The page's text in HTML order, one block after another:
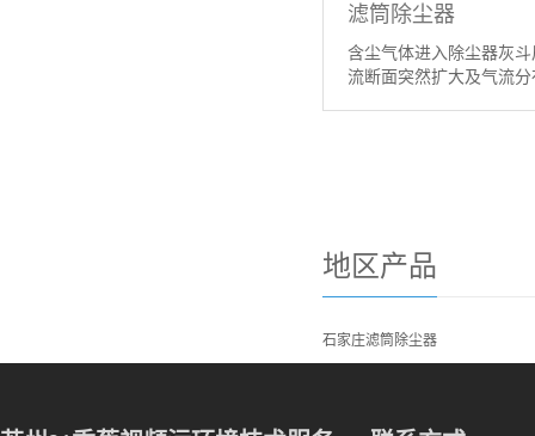
滤筒除尘器
含尘气体进入除尘器灰
流断面突然扩大及气流
地区产品
石家庄滤筒除尘器